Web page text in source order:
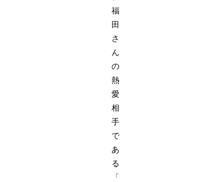
福
田
さ
ん
の
熱
愛
相
手
で
あ
る
「